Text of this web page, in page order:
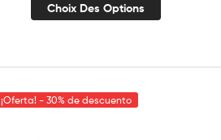
Choix Des Options
¡Oferta! - 30% de descuento